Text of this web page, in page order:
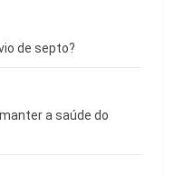
de septo?
a saúde do